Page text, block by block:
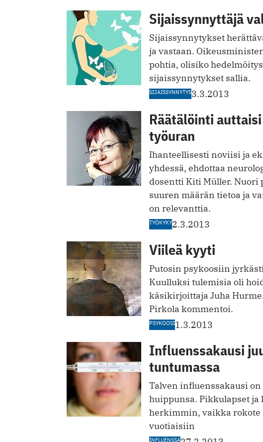
Sijaissynnyttäjä
Sijaissynnytykset
ja vastaan.
pohtia, olisiko
sijaissynnytykset sallia.
SIJAISSYNNYTYS3.3.2013
Räätälöinti
työuran
Ihanteellisesti noviisi ja
yhdessä, ehdottaa
dosentti Kiti Müller. Nuori
suuren määrän tietoa ja
on relevanttia.
TYÖKYKY2.3.2013
Viileä kyyti
Putosin psykoosiin
Kuulluksi tulemisia oli
käsikirjoittaja Juha
Pirkola kommentoi.
PSYKOOSI1.3.2013
Influenssakausi
tuntumassa
Talven influenssakausi
huippunsa. Pikkulapset
herkimmin, vaikka
vuotiaisiin
INFLUENSSA